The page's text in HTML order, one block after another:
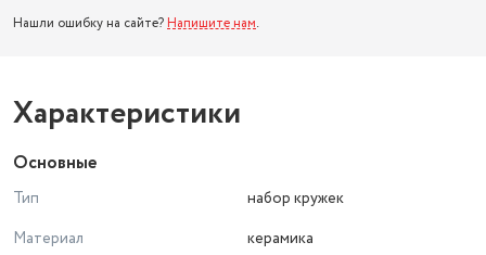
Нашли ошибку на сайте? Напишите нам.
Характеристики
Основные
Тип
набор кружек
Материал
керамика